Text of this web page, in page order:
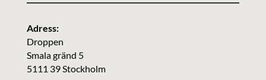
Adress:
Droppen
Smala gränd 5
5111 39 Stockholm